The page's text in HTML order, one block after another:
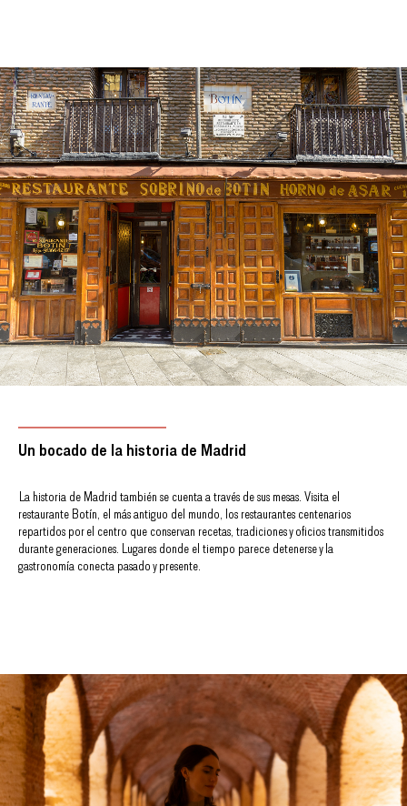
Un bocado de la historia de Madrid
La historia de Madrid también se cuenta a través de sus mesas. Visita el
restaurante Botín, el más antiguo del mundo, los restaurantes centenarios
repartidos por el centro que conservan recetas, tradiciones y oficios transmitidos
durante generaciones. Lugares donde el tiempo parece detenerse y la
gastronomía conecta pasado y presente.